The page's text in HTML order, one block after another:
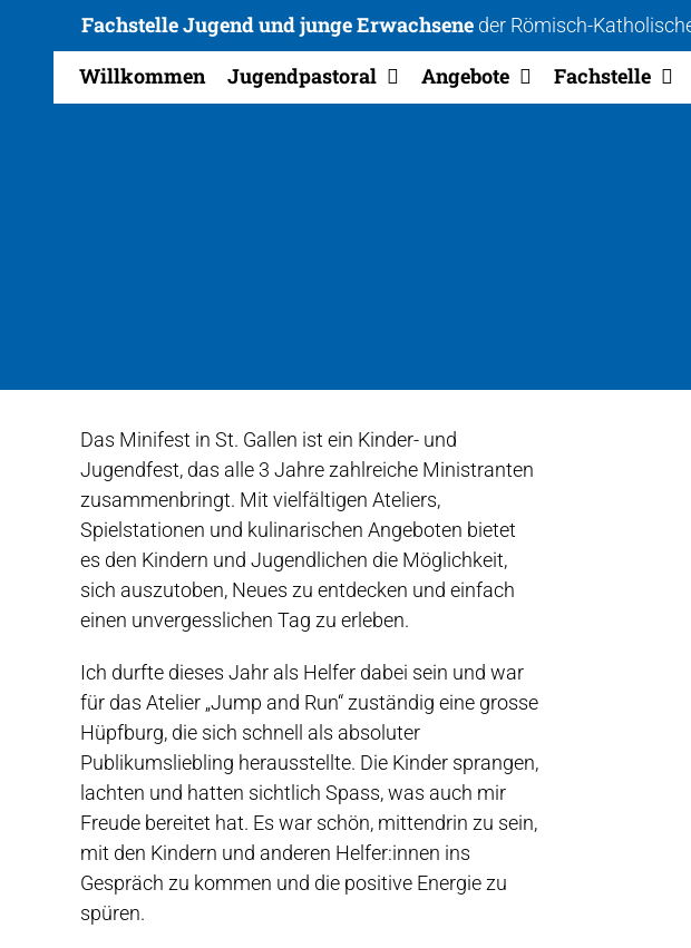
Fachstelle Jugend und junge Erwachseneder Römisch-
Willkommen Jugendpastoral Angebote Fachstelle
Minifest St. Gallen – Ein Tag
Das Minifest in St. Gallen ist ein Kinder- und
Jugendfest, das alle 3 Jahre zahlreiche Ministranten
zusammenbringt. Mit vielfältigen Ateliers,
Spielstationen und kulinarischen Angeboten bietet
es den Kindern und Jugendlichen die Möglichkeit,
sich auszutoben, Neues zu entdecken und einfach
einen unvergesslichen Tag zu erleben.
Ich durfte dieses Jahr als Helfer dabei sein und war
für das Atelier „Jump and Run“ zuständig eine grosse
Hüpfburg, die sich schnell als absoluter
Publikumsliebling herausstellte. Die Kinder sprangen,
lachten und hatten sichtlich Spass, was auch mir
Freude bereitet hat. Es war schön, mittendrin zu sein,
mit den Kindern und anderen Helfer:innen ins
Gespräch zu kommen und die positive Energie zu
spüren.